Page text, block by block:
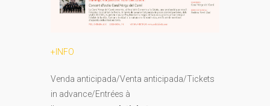
+INFO
Venda anticipada/Venta anticipada/Tickets
in advance/Entrées à